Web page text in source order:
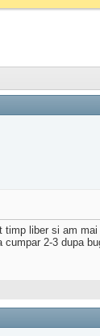
liber si am
2-3 dupa